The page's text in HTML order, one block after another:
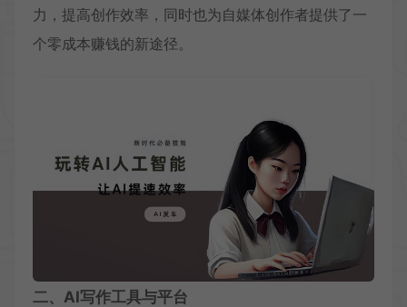
力，提高创作效率，同时也为自媒体创作者提供了一
个零成本赚钱的新途径。
二、AI写作工具与平台